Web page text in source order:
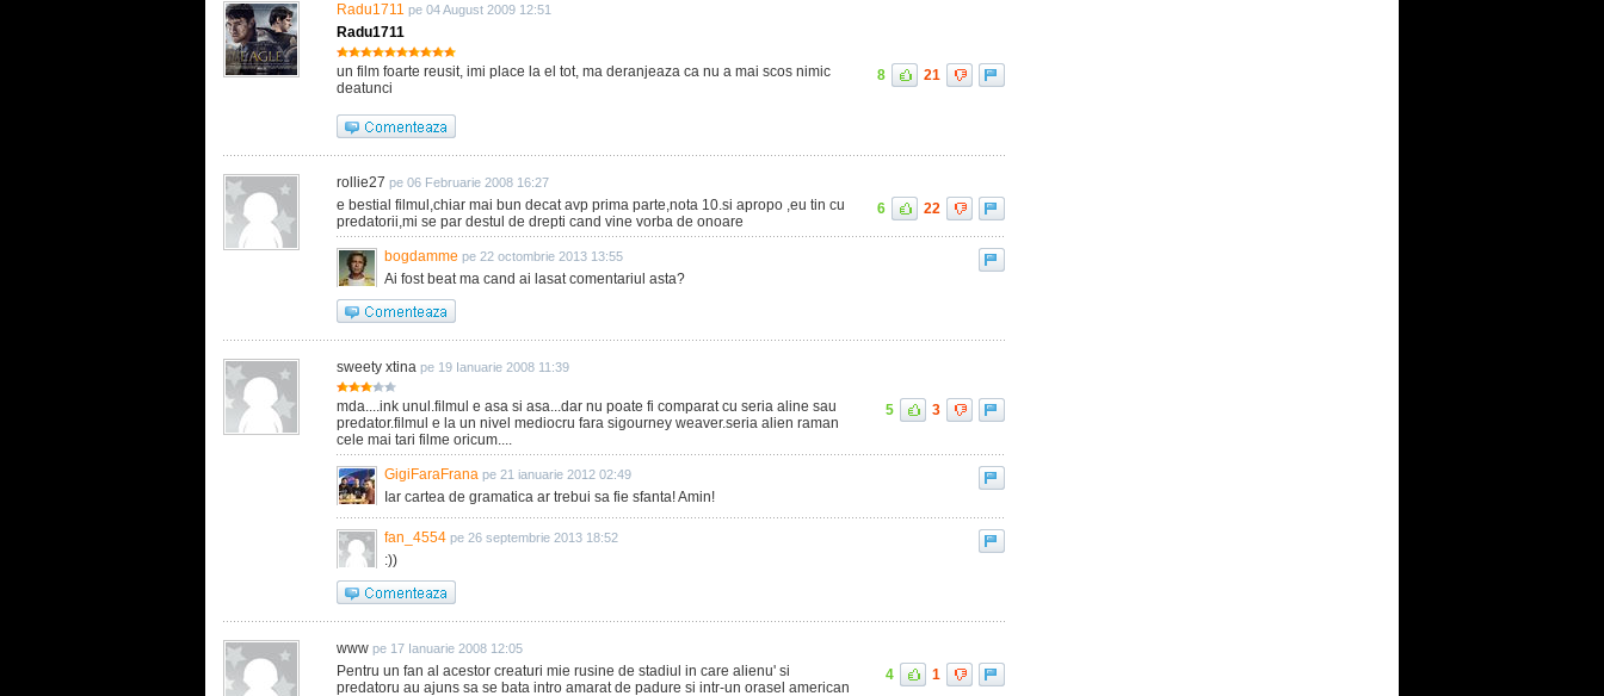
Radu1711 pe 04 August 2009 12:51
Radu1711
un film foarte reusit, imi place la el tot, ma deranjeaza ca nu a mai scos nimic
deatunci
8 21
rollie27 pe 06 Februarie 2008 16:27
e bestial filmul,chiar mai bun decat avp prima parte,nota 10.si apropo ,eu tin cu
predatorii,mi se par destul de drepti cand vine vorba de onoare
6 22
bogdamme pe 22 octombrie 2013 13:55
Ai fost beat ma cand ai lasat comentariul asta?
sweety xtina pe 19 Ianuarie 2008 11:39
mda....ink unul.filmul e asa si asa...dar nu poate fi comparat cu seria aline sau
predator.filmul e la un nivel mediocru fara sigourney weaver.seria alien raman
cele mai tari filme oricum....
5 3
GigiFaraFrana pe 21 ianuarie 2012 02:49
Iar cartea de gramatica ar trebui sa fie sfanta! Amin!
fan_4554 pe 26 septembrie 2013 18:52
:))
www pe 17 Ianuarie 2008 12:05
Pentru un fan al acestor creaturi mie rusine de stadiul in care alienu' si
predatoru au ajuns sa se bata intro amarat de padure si intr-un orasel american
4 1